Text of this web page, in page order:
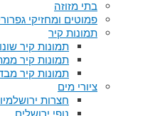
בתי מזוזה
פמוטים ומחזיקי
תמונות קיר
תמונות קיר
תמונות קיר
תמונות קיר
ציורי מים
חצרות